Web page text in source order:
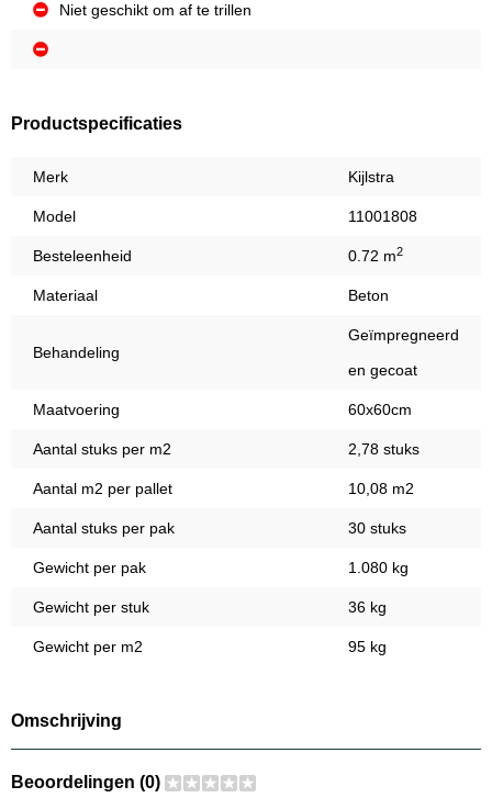
Niet geschikt om af te trillen
Productspecificaties
Merk Kijlstra
Model 11001808
Besteleenheid 0.72 m2
Materiaal Beton
Behandeling
Geïmpregneerd
en gecoat
Maatvoering 60x60cm
Aantal stuks per m2 2,78 stuks
Aantal m2 per pallet 10,08 m2
Aantal stuks per pak 30 stuks
Gewicht per pak 1.080 kg
Gewicht per stuk 36 kg
Gewicht per m2 95 kg
Omschrijving
Beoordelingen (0)